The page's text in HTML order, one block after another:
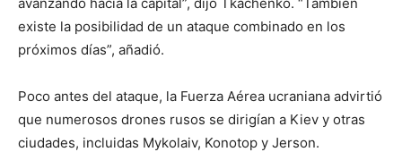
existe la posibilidad de un ataque combinado en los
próximos días”, añadió.
Poco antes del ataque, la Fuerza Aérea ucraniana advirtió
que numerosos drones rusos se dirigían a Kiev y otras
ciudades, incluidas Mykolaiv, Konotop y Jerson.